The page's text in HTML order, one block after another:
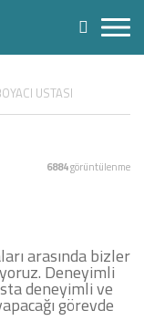
USTASI
6884görüntülenme
arasında bizler
Deneyimli
deneyimli ve
görevde